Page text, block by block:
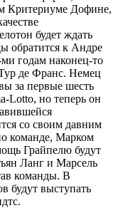
Критериуме Дофине,
будет ждать
обратится к Андре
годам наконец-то
де Франс. Немец
за первые шесть
Lotto, но теперь он
со своим давним
команде, Марком
Грайпелю будут
Ланг и Марсель
команды. В
будут выступать